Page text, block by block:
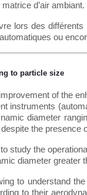
d’air ambiant.
lors des
ou
to particle size
of the
instruments
diameter
the
study the
diameter greater
to understand
to their